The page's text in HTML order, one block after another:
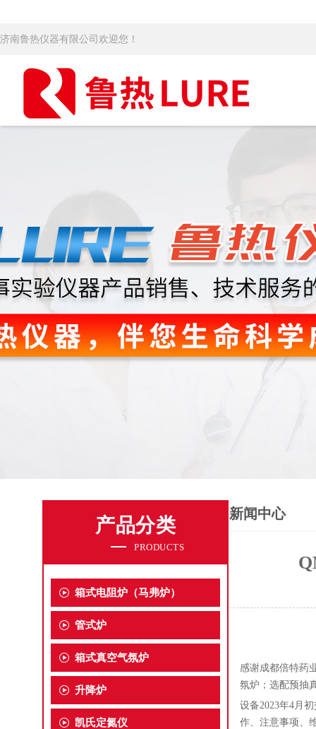
济南鲁热仪器有限公司欢迎您！
产品分类
PRODUCTS
箱式电阻炉（马弗炉）
管式炉
箱式真空气氛炉
升降炉
凯氏定氮仪
新闻中心
感谢成都倍特药
氛炉；选配预抽
设备2023年4月
作、注意事项、